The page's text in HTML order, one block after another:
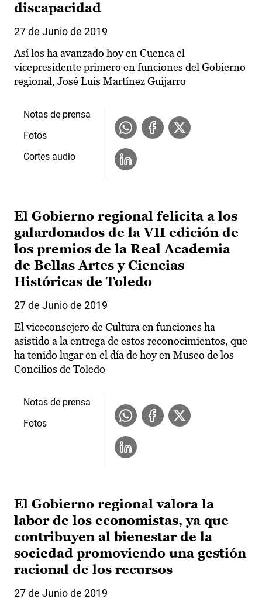
discapacidad
27 de Junio de 2019
Así los ha avanzado hoy en Cuenca el
vicepresidente primero en funciones del Gobierno
regional, José Luis Martínez Guijarro
Notas de prensa
Fotos
Cortes audio
El Gobierno regional felicita a los
galardonados de la VII edición de
los premios de la Real Academia
de Bellas Artes y Ciencias
Históricas de Toledo
27 de Junio de 2019
El viceconsejero de Cultura en funciones ha
asistido a la entrega de estos reconocimientos, que
ha tenido lugar en el día de hoy en Museo de los
Concilios de Toledo
Notas de prensa
Fotos
El Gobierno regional valora la
labor de los economistas, ya que
contribuyen al bienestar de la
sociedad promoviendo una gestión
racional de los recursos
27 de Junio de 2019